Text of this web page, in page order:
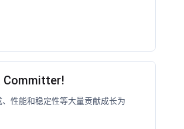
Committer!
性能和稳定性等大量贡献成长为